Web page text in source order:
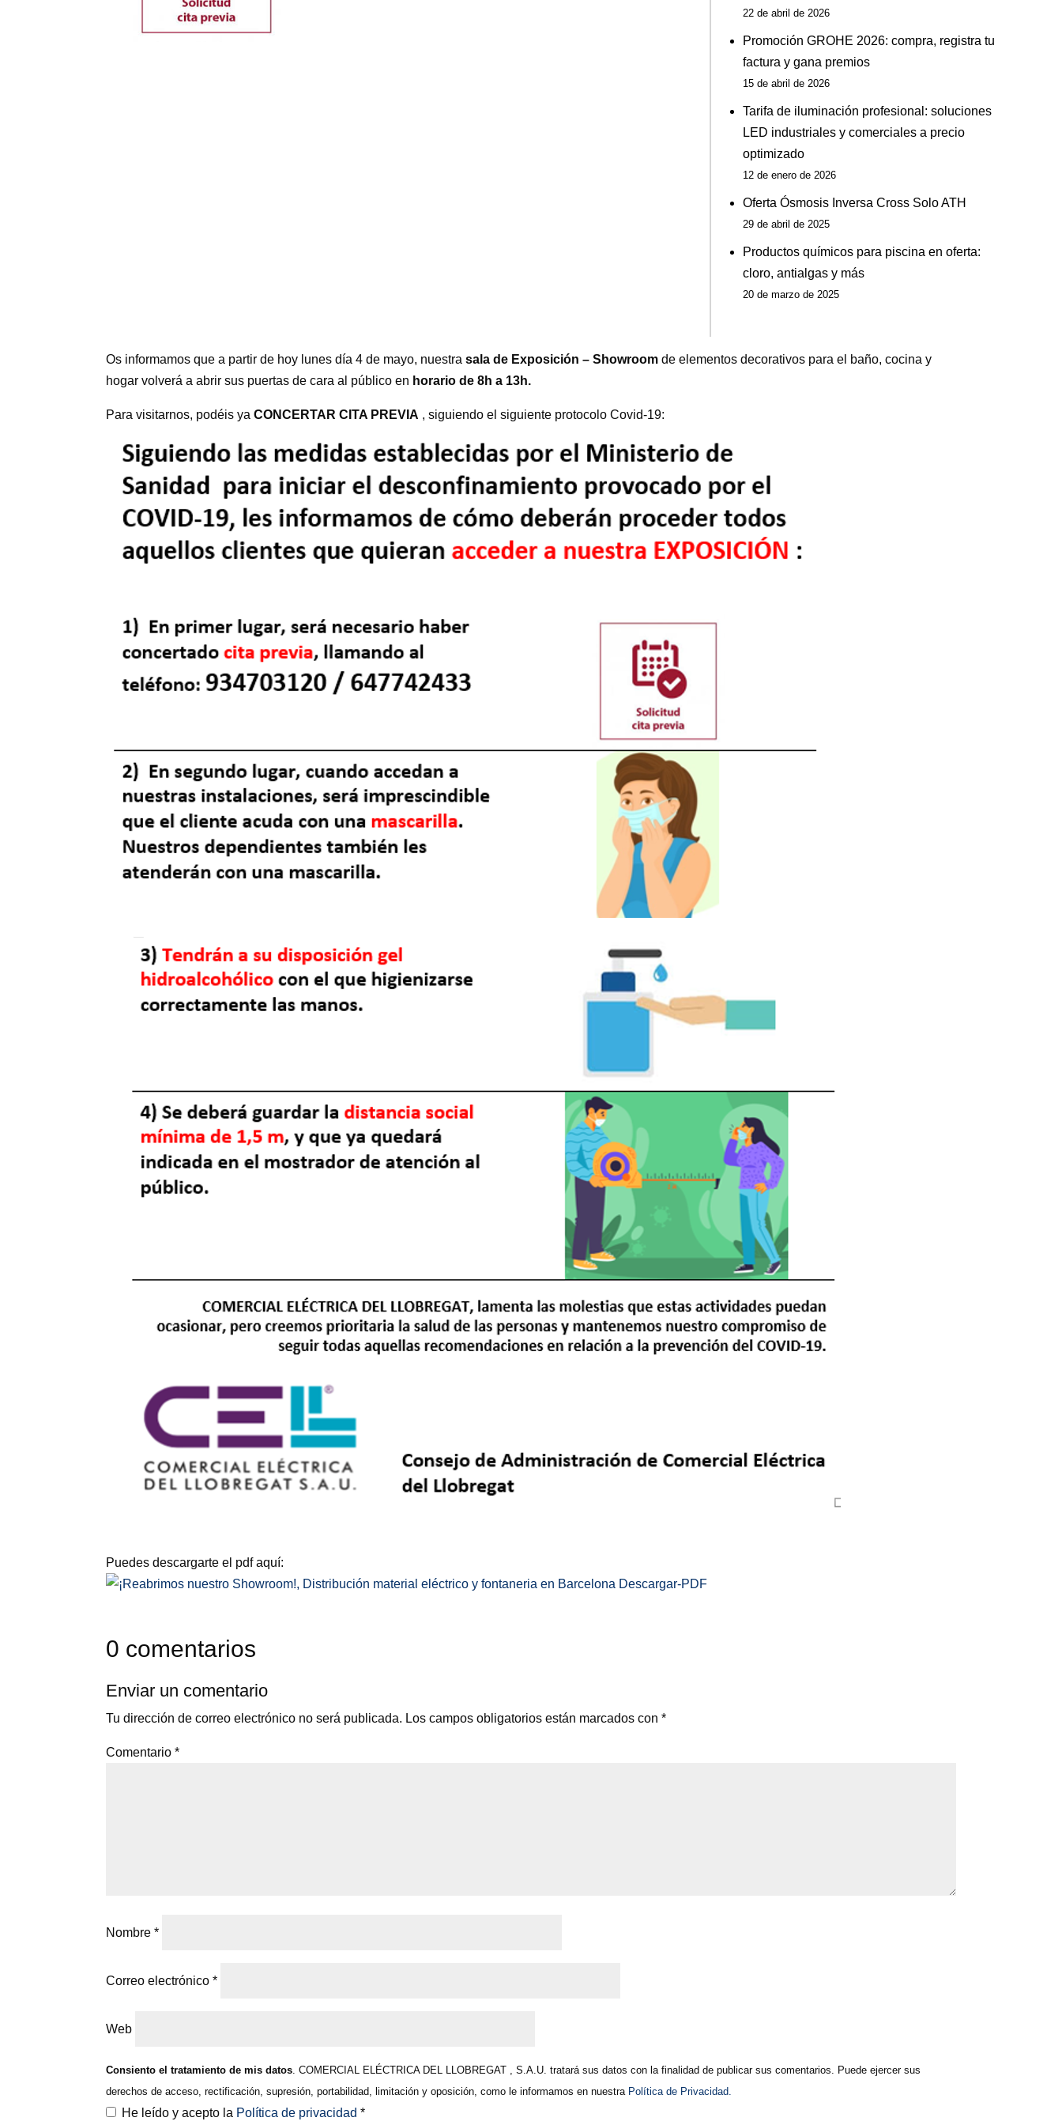
22 de abril de 2026
Promoción GROHE 2026: compra, registra tu
factura y gana premios
15 de abril de 2026
Tarifa de iluminación profesional: soluciones
LED industriales y comerciales a precio
optimizado
12 de enero de 2026
Oferta Ósmosis Inversa Cross Solo ATH
29 de abril de 2025
Productos químicos para piscina en oferta:
cloro, antialgas y más
20 de marzo de 2025
Os informamos que a partir de hoy lunes día 4 de mayo, nuestrasala de Exposición – Showroom de elementos decorativos para el baño, cocina y
hogar volverá a abrir sus puertas de cara al público en horario de 8h a 13h.
Para visitarnos, podéis yaCONCERTAR CITA PREVIA , siguiendo el siguiente protocolo Covid-19:
Puedes descargarte el pdf aquí:
Descargar-PDF
0 comentarios
Enviar un comentario
Tu dirección de correo electrónico no será publicada. Los campos obligatorios están marcados con*
Comentario*
Nombre*
Correo electrónico*
Web
Consiento el tratamiento de mis datos . COMERCIAL ELÉCTRICA DEL LLOBREGAT , S.A.U. tratará sus datos con la finalidad de publicar sus comentarios. Puede ejercer sus
derechos de acceso, rectificación, supresión, portabilidad, limitación y oposición, como le informamos en nuestra Política de Privacidad.
He leído y acepto la Política de privacidad*